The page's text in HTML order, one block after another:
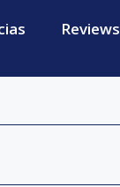
Reviews